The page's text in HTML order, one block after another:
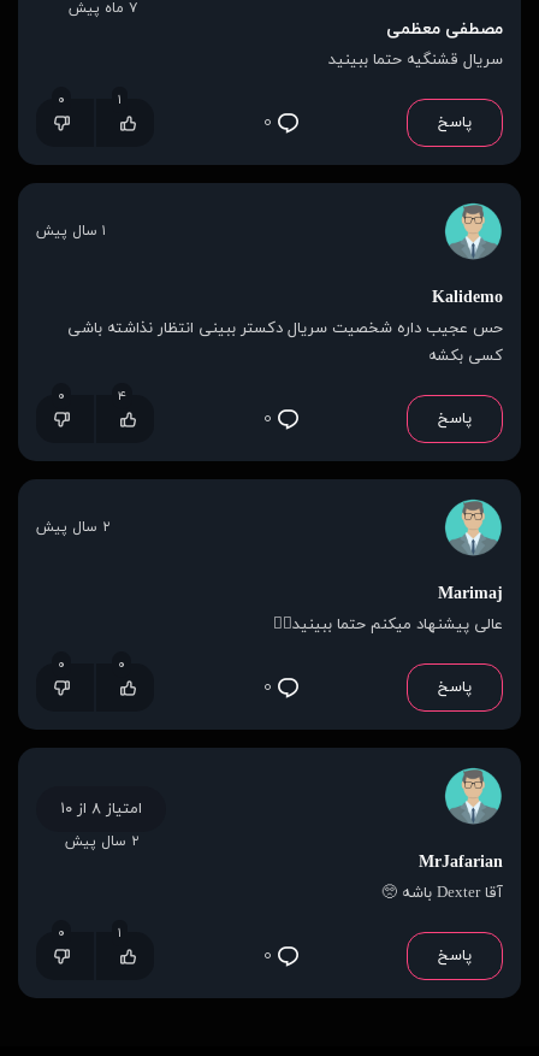
مصطفی معظمی
سریال قشنگیه حتما ببینید
پاسخ ۰
۱ ۰
۷ ماه پیش
Kalidemo
حس عجیب داره شخصیت سریال دکستر ببینی انتظار نذاشته باشی
کسی بکشه
پاسخ ۰
۴ ۰
۱ سال پیش
Marimaj
عالى پيشنهاد ميكنم حتما ببينيد👌🏻
پاسخ ۰
۰ ۰
۲ سال پیش
MrJafarian
آقا Dexter باشه 🥺
پاسخ ۰
۱ ۰
امتیاز ۸ از ۱۰
۲ سال پیش